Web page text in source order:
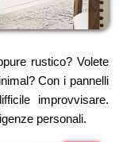
rustico? Volete
Con i pannelli
improvvisare.
personali.